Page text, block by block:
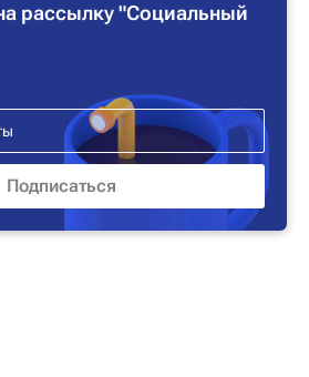
рассылку "Социальный